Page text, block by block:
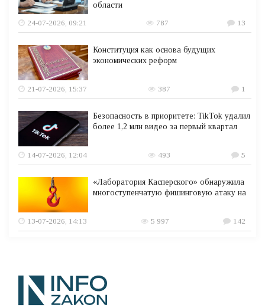
области
24-07-2026, 09:21
787 13
Конституция как основа будущих
экономических реформ
21-07-2026, 15:37 387 1
Безопасность в приоритете: TikTok удалил
более 1,2 млн видео за первый квартал
14-07-2026, 12:04 493 5
«Лаборатория Касперского» обнаружила
многоступенчатую фишинговую атаку на
13-07-2026, 14:13 5 997 142